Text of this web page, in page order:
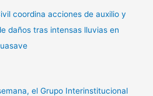
coordina acciones de auxilio y
daños tras intensas lluvias en
el Grupo Interinstitucional